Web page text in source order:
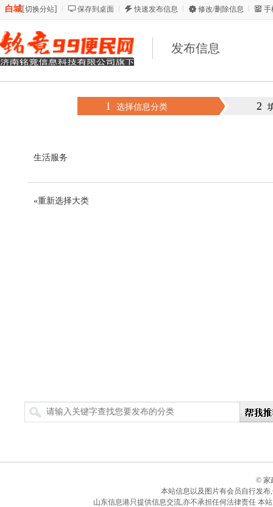
白城[切换分站] 保存到桌面 快速发布信息 修改/删除信息 手
发布信息
1 选择信息分类 2
生活服务
«重新选择大类
搜索
© 家
本站信息以及图片有会员自行发
山东信息港只提供信息交流,亦不承担任何法律责任 本